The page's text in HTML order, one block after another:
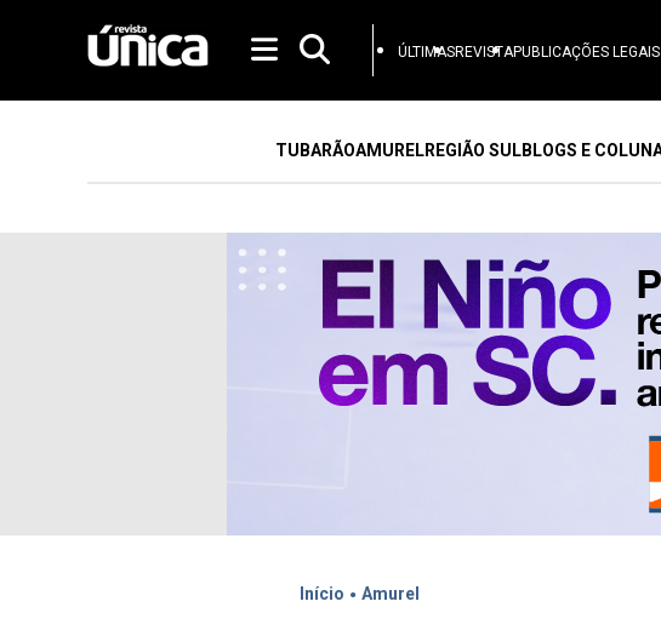
ÚLTIMASREVISTAPUBLICAÇÕES LEGAIS
TUBARÃOAMURELREGIÃO SULBLOGS E
Início . Amurel